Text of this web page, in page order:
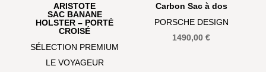
ARISTOTE
SAC BANANE
HOLSTER – PORTÉ
CROISÉ
SÉLECTION PREMIUM
LE VOYAGEUR
Carbon Sac à dos
PORSCHE DESIGN
1490,00€